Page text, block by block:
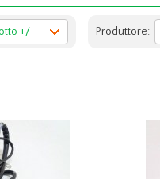
+/- Produttore: